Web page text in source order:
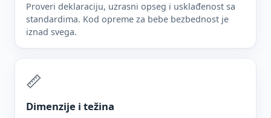
Proveri deklaraciju, uzrasni opseg i usklađenost sa
standardima. Kod opreme za bebe bezbednost je
iznad svega.
📏
Dimenzije i težina